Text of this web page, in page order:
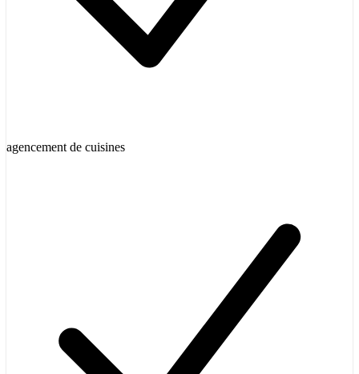
agencement de cuisines